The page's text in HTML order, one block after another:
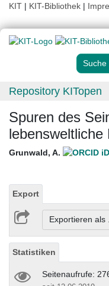
KIT | KIT-Bibliothek |
Suche
Repository KITopen
Spuren des
Grunwald, A.
Export
Exportieren
Statistiken
Seitenaufrufe: